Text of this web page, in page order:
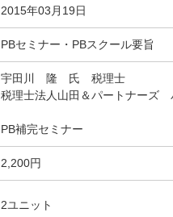
2015年03月19日
PBセミナー・PBスクール要旨
宇田川 隆 氏 税理士
税理士法人山田＆パートナー
PB補完セミナー
2,200円
2ユニット